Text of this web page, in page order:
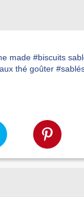
made #biscuits
thé goûter